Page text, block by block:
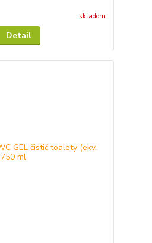
skladom
Detail